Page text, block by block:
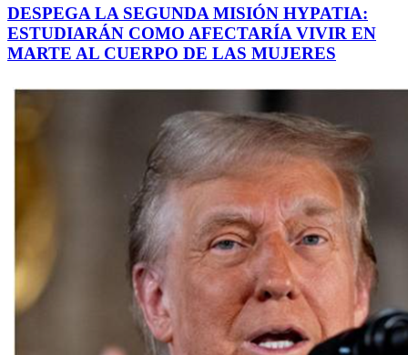
DESPEGA LA SEGUNDA MISIÓN HYPATIA:
ESTUDIARÁN COMO AFECTARÍA VIVIR EN
MARTE AL CUERPO DE LAS MUJERES